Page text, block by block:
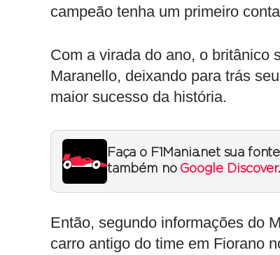
campeão tenha um primeiro
Com a virada do ano, o britânico
Maranello, deixando para trás
maior sucesso da história.
Faça o F1Mania.net sua
também no Google Discover.
Então, segundo informações do
carro antigo do time em Fiorano